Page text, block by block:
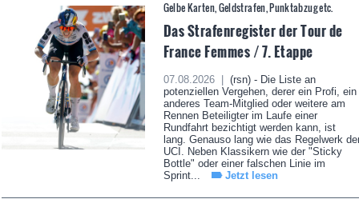
Gelbe Karten, Geldstrafen, Punktabzug etc.
Das Strafenregister der Tour de
France Femmes / 7. Etappe
07.08.2026 |
(rsn) - Die Liste an
potenziellen Vergehen, derer ein Profi, ein
anderes Team-Mitglied oder weitere am
Rennen Beteiligter im Laufe einer
Rundfahrt bezichtigt werden kann, ist
lang. Genauso lang wie das Regelwerk
UCI. Neben Klassikern wie der "Sticky
Bottle" oder einer falschen Linie im
Sprint...
Jetzt lesen